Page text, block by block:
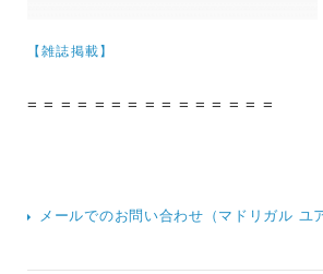
【雑誌掲載】
= = = = = = = = = = = = = = =
メールでのお問い合わせ（マドリガル ユ